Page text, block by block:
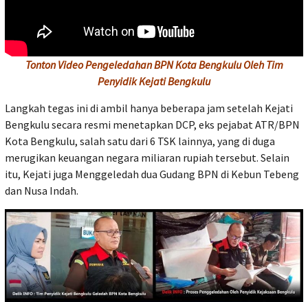
Tonton Video Pengeledahan BPN Kota Bengkulu Oleh Tim
Penyidik Kejati Bengkulu
Langkah tegas ini di ambil hanya beberapa jam setelah Kejati
Bengkulu secara resmi menetapkan DCP, eks pejabat ATR/BPN
Kota Bengkulu, salah satu dari 6 TSK lainnya, yang di duga
merugikan keuangan negara miliaran rupiah tersebut. Selain
itu, Kejati juga Menggeledah dua Gudang BPN di Kebun Tebeng
dan Nusa Indah.